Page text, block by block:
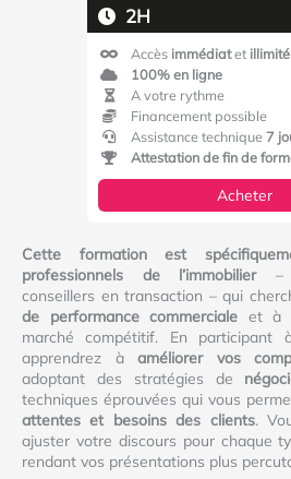
Cette formation est
professionnels de l’immobilier–
conseillers en transaction – qui
de performance commerciale et à
marché compétitif. En participant
apprendrez àaméliorer vos
adoptant des stratégies de
techniques éprouvées qui vous
attentes et besoins des clients.
ajuster votre discours pour chaque
rendant vos présentations plus
2H
Accès immédiatet illimité
100% en ligne
A votre rythme
Financement possible
Assistance technique 7
Attestation de fin de
Acheter